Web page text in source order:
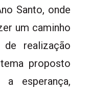
Santo, onde
um caminho
realização
proposto
esperança,